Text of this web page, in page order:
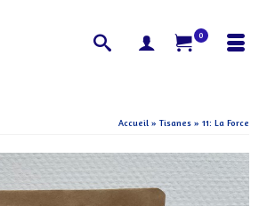
0
Accueil » Tisanes » 11: La Force